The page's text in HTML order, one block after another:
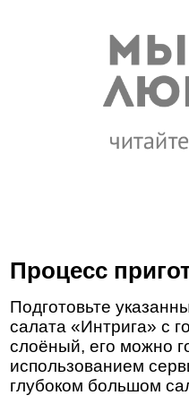
Процесс
Подготовьте
салата «Интрига» с
слоёный, его можно
использованием
глубоком большом